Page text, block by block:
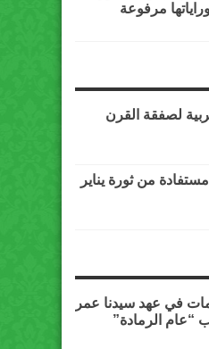
مرفوعة
لصفقة القرن
في عهد سيدنا عمر
“عام الرمادة”